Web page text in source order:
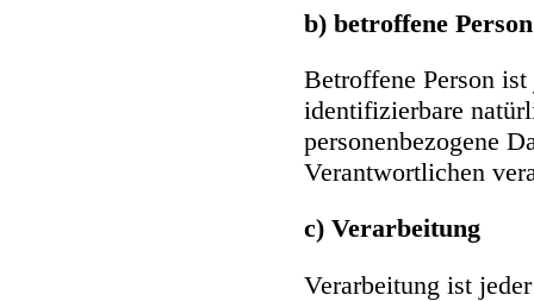
b) betroffene Person
Betroffene Person
identifizierbare
personenbezogene
Verantwortlichen
c) Verarbeitung
Verarbeitung ist